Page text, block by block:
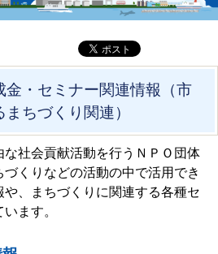
金・セミナー関連情報（市
ちづくり関連）
社会貢献活動を行うＮＰＯ団体
くりなどの活動の中で活用でき
、まちづくりに関連する各種セ
ます。